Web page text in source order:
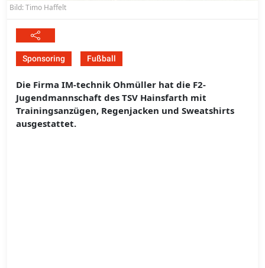
Bild: Timo Haffelt
Sponsoring Fußball
Die Firma IM-technik Ohmüller hat die F2-
Jugendmannschaft des TSV Hainsfarth mit
Trainingsanzügen, Regenjacken und Sweatshirts
ausgestattet.